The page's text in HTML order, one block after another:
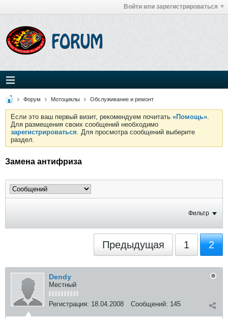
Войти или зарегистрироваться
Форум Мотоциклы Обслуживание и ремонт
Если это ваш первый визит, рекомендуем почитать «Помощь».
Для размещения своих сообщений необходимо
зарегистрироваться. Для просмотра сообщений выберите
раздел.
Замена антифриза
Фильтр
Предыдущая 1 2
Dendy
Местный
Регистрация: 18.04.2008 Сообщений: 145